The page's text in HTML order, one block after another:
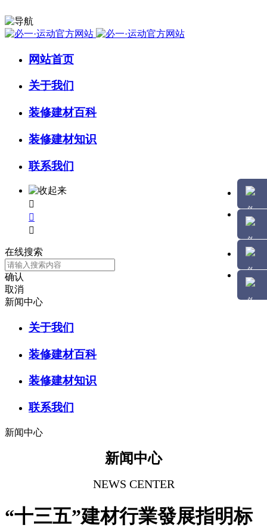
网站首页
关于我们
装修建材百科
装修建材知识
联系我们



在线搜索
确认
取消
新闻中心
关于我们
装修建材百科
装修建材知识
联系我们
新闻中心
新闻中心
NEWS CENTER
“十三五”建材行業發展指明标